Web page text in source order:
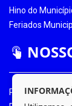
Hino do
Feriados
Portal da